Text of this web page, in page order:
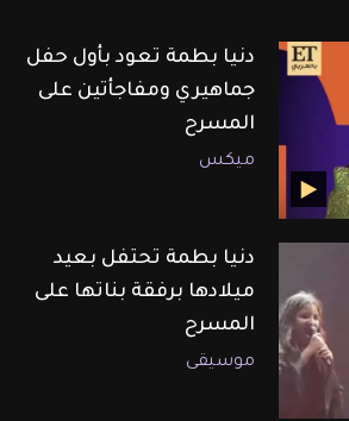
دنيا بطمة تعود بأول حفل
جماهيري ومفاجأتين على
المسرح
ميكس
دنيا بطمة تحتفل بعيد
ميلادها برفقة بناتها على
المسرح
موسيقى